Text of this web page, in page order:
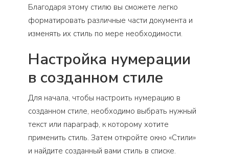
Благодаря этому стилю вы сможете легко
форматировать различные части документа и
изменять их стиль по мере необходимости.
Настройка нумерации
в созданном стиле
Для начала, чтобы настроить нумерацию в
созданном стиле, необходимо выбрать нужный
текст или параграф, к которому хотите
применить стиль. Затем откройте окно «Стили»
и найдите созданный вами стиль в списке.